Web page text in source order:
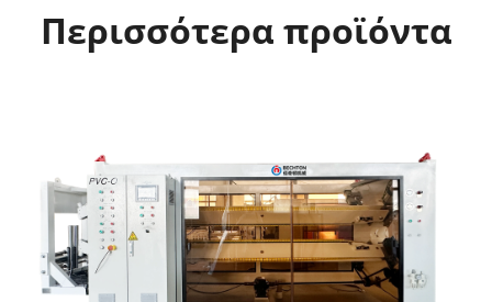
Περισσότερα προϊόντα